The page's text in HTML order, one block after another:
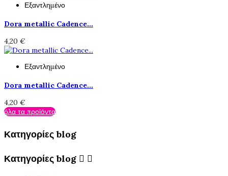
Εξαντλημένο
Dora metallic Cadence...
4,20 €
Εξαντλημένο
Dora metallic Cadence...
4,20 €
όλα τα προϊόντα
Κατηγορίες blog
Κατηγορίες blog  